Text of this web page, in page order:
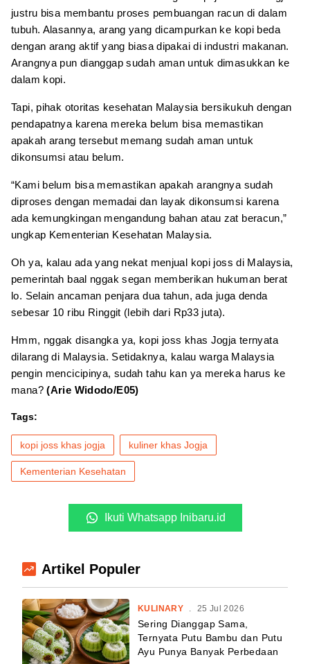
justru bisa membantu proses pembuangan racun di dalam
tubuh. Alasannya, arang yang dicampurkan ke kopi beda
dengan arang aktif yang biasa dipakai di industri makanan.
Arangnya pun dianggap sudah aman untuk dimasukkan ke
dalam kopi.
Tapi, pihak otoritas kesehatan Malaysia bersikukuh dengan
pendapatnya karena mereka belum bisa memastikan
apakah arang tersebut memang sudah aman untuk
dikonsumsi atau belum.
“Kami belum bisa memastikan apakah arangnya sudah
diproses dengan memadai dan layak dikonsumsi karena
ada kemungkingan mengandung bahan atau zat beracun,”
ungkap Kementerian Kesehatan Malaysia.
Oh ya, kalau ada yang nekat menjual kopi joss di Malaysia,
pemerintah baal nggak segan memberikan hukuman berat
lo. Selain ancaman penjara dua tahun, ada juga denda
sebesar 10 ribu Ringgit (lebih dari Rp33 juta).
Hmm, nggak disangka ya, kopi joss khas Jogja ternyata
dilarang di Malaysia. Setidaknya, kalau warga Malaysia
pengin mencicipinya, sudah tahu kan ya mereka harus ke
mana?(Arie Widodo/E05)
Tags:
kopi joss khas jogja kuliner khas Jogja
Kementerian Kesehatan
Ikuti Whatsapp Inibaru.id
Artikel Populer
KULINARY . 25 Jul 2026
Sering Dianggap Sama,
Ternyata Putu Bambu dan Putu
Ayu Punya Banyak Perbedaan